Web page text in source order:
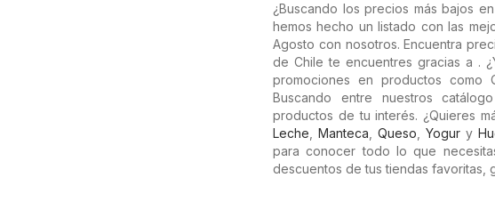
¿Buscando los precios más bajos
hemos hecho un listado con las
Agosto con nosotros. Encuentra
de Chile te encuentres gracias a .
promociones en productos como
Buscando entre nuestros
productos de tu interés. ¿Quieres
Leche
Manteca Queso Yogury
para conocer todo lo que
descuentos de tus tiendas favoritas,